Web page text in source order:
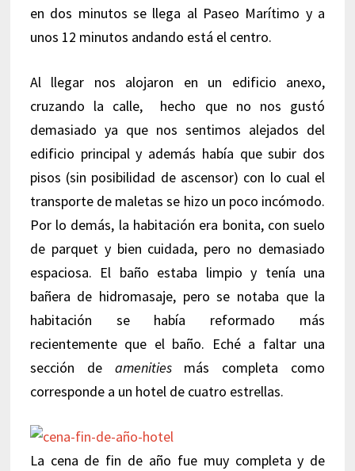
en dos minutos se llega al Paseo Marítimo y a
unos 12 minutos andando está el centro.
Al llegar nos alojaron en un edificio anexo,
cruzando la calle, hecho que no nos gustó
demasiado ya que nos sentimos alejados del
edificio principal y además había que subir dos
pisos (sin posibilidad de ascensor) con lo cual el
transporte de maletas se hizo un poco incómodo.
Por lo demás, la habitación era bonita, con suelo
de parquet y bien cuidada, pero no demasiado
espaciosa. El baño estaba limpio y tenía una
bañera de hidromasaje, pero se notaba que la
habitación se había reformado más
recientemente que el baño. Eché a faltar una
sección de amenitiesmás completa como
corresponde a un hotel de cuatro estrellas.
La cena de fin de año fue muy completa y de